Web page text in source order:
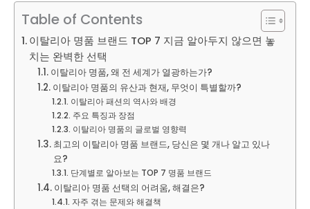
Table of Contents
이탈리아 명품 브랜드 TOP 7 지금 알아두지 않으면 놓
치는 완벽한 선택
이탈리아 명품, 왜 전 세계가 열광하는가?
이탈리아 명품의 유산과 현재, 무엇이 특별할까?
이탈리아 패션의 역사와 배경
주요 특징과 장점
이탈리아 명품의 글로벌 영향력
최고의 이탈리아 명품 브랜드, 당신은 몇 개나 알고 있나
요?
단계별로 알아보는 TOP 7 명품 브랜드
이탈리아 명품 선택의 어려움, 해결은?
자주 겪는 문제와 해결책